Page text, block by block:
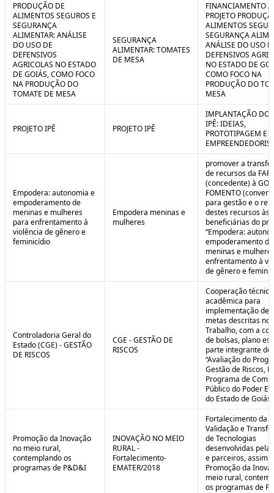
PRODUÇÃO DE
ALIMENTOS SEGUROS E
SEGURANÇA
ALIMENTAR: ANÁLISE
DO USO DE
DEFENSIVOS
AGRICOLAS NO ESTADO
DE GOIÁS, COMO FOCO
NA PRODUÇÃO DO
TOMATE DE MESA
SEGURANÇA
ALIMENTAR: TOMATES
DE MESA
FINANCIAMENTO
PROJETO
ALIMENTOS
SEGURANÇA
ANÁLISE DO USO
DEFENSIVOS
NO ESTADO DE
COMO FOCO NA
PRODUÇÃO DO
MESA
PROJETO IPÊ PROJETO IPÊ
IMPLANTAÇÃO DO
IPÊ: IDEIAS,
PROTOTIPAGEM E
Empodera: autonomia e
empoderamento de
meninas e mulheres
para enfrentamento à
violência de gênero e
feminicídio
Empodera meninas e
mulheres
promover a
de recursos da
(concedente) à
FOMENTO
para gestão e o
destes recursos às
beneficiárias do
“Empodera:
empoderamento de
meninas e
enfrentamento à
de gênero e
Controladoria Geral do
Estado (CGE) - GESTÃO
DE RISCOS
CGE - GESTÃO DE
RISCOS
Cooperação
acadêmica para
implementação de
metas descritas no
Trabalho, com a
de bolsas, plano
parte integrante do
“Avaliação do
Gestão de Riscos,
Programa de
Público do Poder
do Estado de
Promoção da Inovação
no meio rural,
contemplando os
programas de P&D&I
INOVAÇÃO NO MEIO
RURAL -
Fortalecimento-
EMATER/2018
Fortalecimento da
Validação e
de Tecnologias
desenvolvidas pela
e parceiros, assim
Promoção da
meio rural,
os programas de